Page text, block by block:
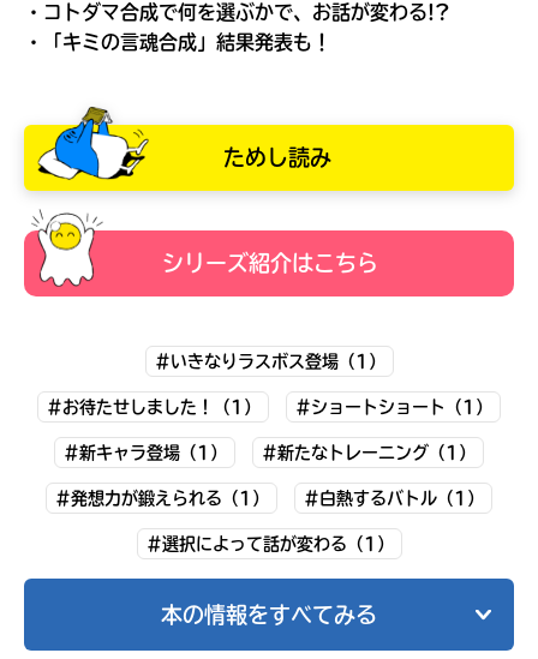
キミノラジオ配信中！
いろんな動画が
・コトダマ合成で何を選ぶかで、お話が変わる!?
・「キミの言魂合成」結果発表も！
ためし読み
シリーズ紹介はこちら
#いきなりラスボス登場（1）
#お待たせしました！（1） #ショートショート（1）
#新キャラ登場（1） #新たなトレーニング（1）
#発想力が鍛えられる（1） #白熱するバトル（1）
#選択によって話が変わる（1）
本の情報をすべてみる